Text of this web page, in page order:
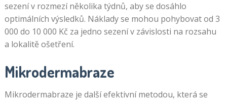
sezení v rozmezí několika týdnů, aby se dosáhlo
optimálních výsledků. Náklady se mohou pohybovat od 3
000 do 10 000 Kč za jedno sezení v závislosti na rozsahu
a lokalitě ošetření.
Mikrodermabraze
Mikrodermabraze je další efektivní metodou, která se